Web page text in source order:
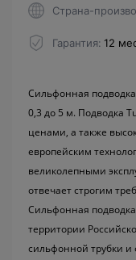
Страна-
Гарантия 12
Сильфонная
0,3 до 5 м. Подводка
ценами, а также
европейским
великолепными
отвечает строгим
Сильфонная
территории
сильфонной трубки